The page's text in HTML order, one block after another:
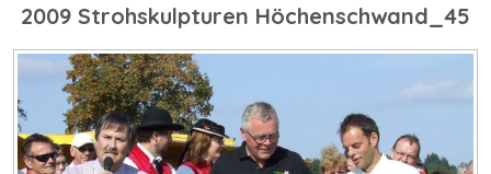
2009 Strohskulpturen Höchenschwand_45